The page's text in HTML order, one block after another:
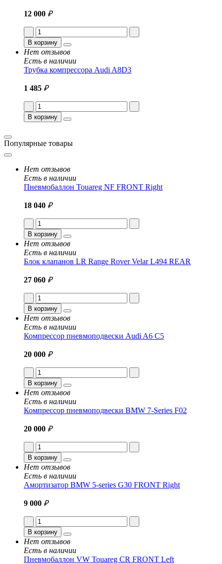
12 000 ₽
В корзину
Нет отзывов
Есть в наличии
Трубка компрессора Audi A8D3
1 485 ₽
В корзину
Популярные товары
Нет отзывов
Есть в наличии
Пневмобаллон Touareg NF FRONT Right
18 040 ₽
В корзину
Нет отзывов
Есть в наличии
Блок клапанов LR Range Rover Velar L494 REAR
27 060 ₽
В корзину
Нет отзывов
Есть в наличии
Компрессор пневмоподвески Audi A6 C5
20 000 ₽
В корзину
Нет отзывов
Есть в наличии
Компрессор пневмоподвески BMW 7-Series F02
20 000 ₽
В корзину
Нет отзывов
Есть в наличии
Амортизатор BMW 5-series G30 FRONT Right
9 000 ₽
В корзину
Нет отзывов
Есть в наличии
Пневмобаллон VW Touareg CR FRONT Left